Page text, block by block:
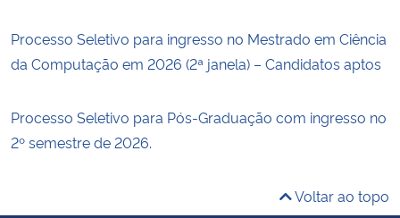
Processo Seletivo para ingresso no Mestrado em Ciência
da Computação em 2026 (2ª janela) – Candidatos aptos
Processo Seletivo para Pós-Graduação com ingresso no
2º semestre de 2026.
Voltar ao topo